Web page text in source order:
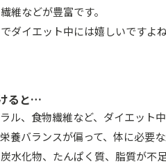
維などが豊富です。
ダイエット中には嬉しいですよ
ると…
ル、食物繊維など、ダイエット
養バランスが偏って、体に必要
水化物、たんぱく質、脂質が不